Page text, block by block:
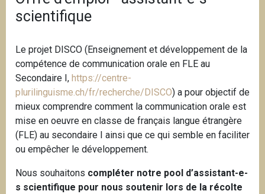
e
a
r
u
m
b
scientifique
Le projet DISCO (Enseignement et développement de la
compétence de communication orale en FLE au
Secondaire I, https://centre-
plurilinguisme.ch/fr/recherche/DISCO) a pour objectif de
mieux comprendre comment la communication orale est
mise en oeuvre en classe de français langue étrangère
(FLE) au secondaire I ainsi que ce qui semble en faciliter
ou empêcher le développement.
Nous souhaitons compléter notre pool d’assistant-e-
s scientifique pour nous soutenir lors de la récolte